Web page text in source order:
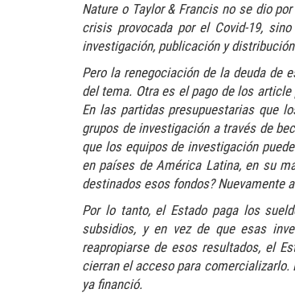
Nature o Taylor & Francis no se dio
crisis provocada por el Covid-19,
investigación, publicación y
Pero la renegociación de la deuda de
del tema. Otra es el pago de los
En las partidas presupuestarias que
grupos de investigación a través de
que los equipos de investigación
en países de América Latina, en su
destinados esos fondos? Nuevamente
Por lo tanto, el Estado paga los
subsidios, y en vez de que esas
reapropiarse de esos resultados, el
cierran el acceso para comercializarlo.
ya financió.